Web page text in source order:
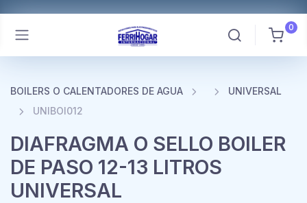
0
BOILERS O CALENTADORES DE AGUA
UNIVERSAL
UNIBOI012
DIAFRAGMA O SELLO BOILER
DE PASO 12-13 LITROS
UNIVERSAL